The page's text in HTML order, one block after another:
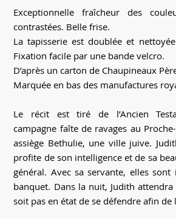
Exceptionnelle fraîcheur des
contrastées. Belle frise.
La tapisserie est doublée et
Fixation facile par une bande velcro.
D’après un carton de Chaupineaux
Marquée en bas des manufactures
Le récit est tiré de l’Ancien
campagne faîte de ravages au
assiège Bethulie, une ville juive.
profite de son intelligence et de sa
général. Avec sa servante, elles
banquet. Dans la nuit, Judith
soit pas en état de se défendre afin de